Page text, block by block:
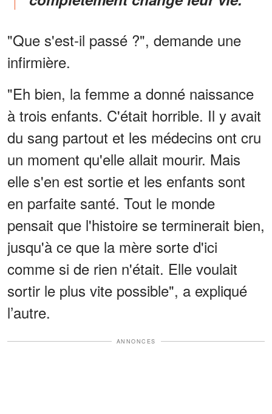
"Que s'est-il passé ?", demande une
infirmière.
"Eh bien, la femme a donné naissance
à trois enfants. C'était horrible. Il y avait
du sang partout et les médecins ont cru
un moment qu'elle allait mourir. Mais
elle s'en est sortie et les enfants sont
en parfaite santé. Tout le monde
pensait que l'histoire se terminerait bien,
jusqu'à ce que la mère sorte d'ici
comme si de rien n'était. Elle voulait
sortir le plus vite possible", a expliqué
l’autre.
ANNONCES